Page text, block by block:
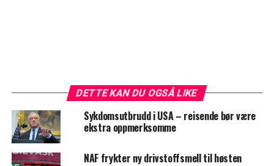
DETTE KAN DU OGSÅ LIKE
Sykdomsutbrudd i USA – reisende bør være
ekstra oppmerksomme
NAF frykter ny drivstoffsmell til høsten